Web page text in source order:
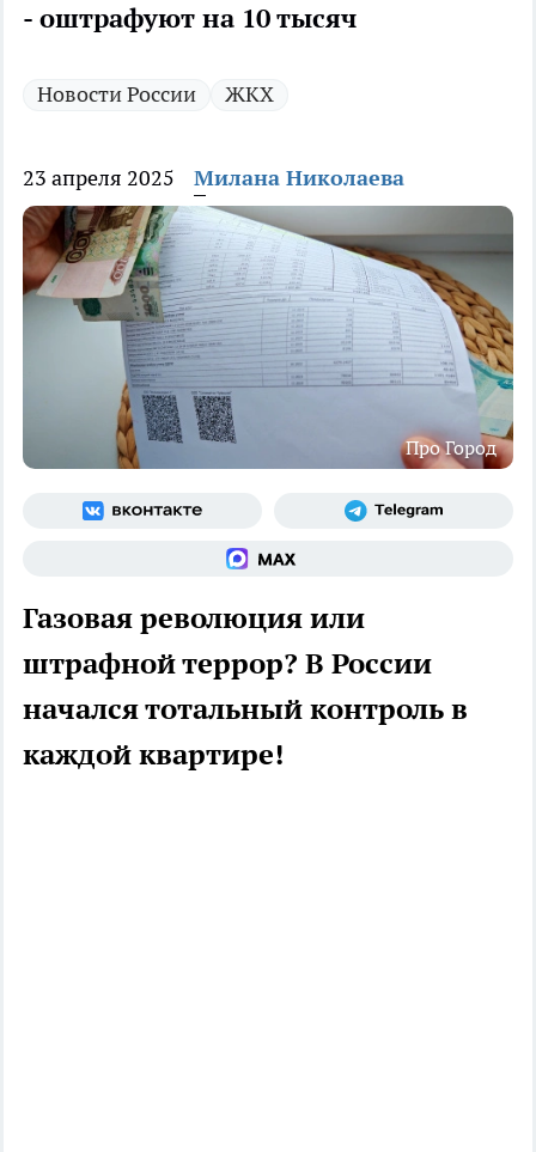
- оштрафуют на 10 тысяч
Новости России ЖКХ
23 апреля 2025 Милана Николаева
Про Город
Газовая революция или
штрафной террор? В России
начался тотальный контроль в
каждой квартире!